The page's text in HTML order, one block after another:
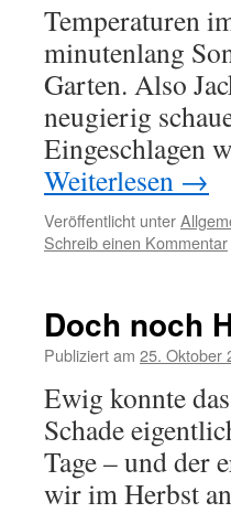
Temperaturen
minutenlang
Garten. Also
neugierig
Eingeschlagen
Weiterlesen →
Veröffentlicht unter
Schreib einen Kommentar
Doch noch
Publiziert am 25. Oktober
Ewig konnte
Schade
Tage – und der
wir im Herbst